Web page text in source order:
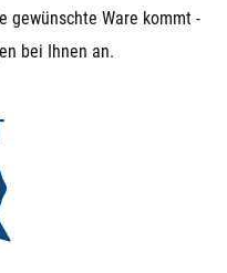
gewünschte Ware kommt -
bei Ihnen an.